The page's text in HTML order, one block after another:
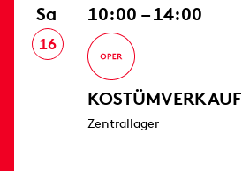
Sa
16
10:00 – 14:00
KOSTÜMVERKAUF
Zentrallager